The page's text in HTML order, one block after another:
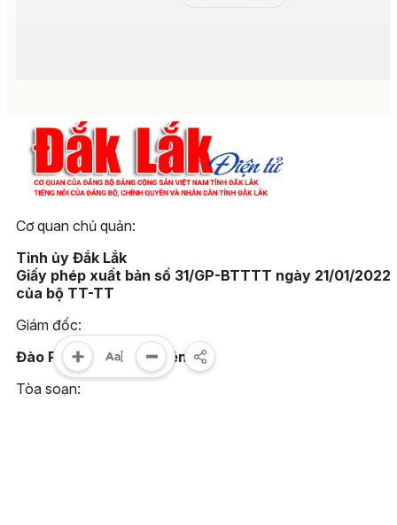
Cơ quan chủ quản:
Tỉnh ủy Đắk Lắk
Giấy phép xuất bản số 31/GP-BTTTT ngày 21/01/2022
của bộ TT-TT
Giám đốc:
Đào Phạm Hoàng Quyên
Tòa soạn: